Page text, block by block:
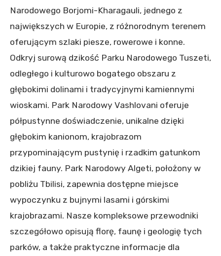
Narodowego Borjomi-Kharagauli, jednego z
największych w Europie, z różnorodnym terenem
oferującym szlaki piesze, rowerowe i konne.
Odkryj surową dzikość Parku Narodowego Tuszeti,
odległego i kulturowo bogatego obszaru z
głębokimi dolinami i tradycyjnymi kamiennymi
wioskami. Park Narodowy Vashlovani oferuje
półpustynne doświadczenie, unikalne dzięki
głębokim kanionom, krajobrazom
przypominającym pustynię i rzadkim gatunkom
dzikiej fauny. Park Narodowy Algeti, położony w
pobliżu Tbilisi, zapewnia dostępne miejsce
wypoczynku z bujnymi lasami i górskimi
krajobrazami. Nasze kompleksowe przewodniki
szczegółowo opisują florę, faunę i geologię tych
parków, a także praktyczne informacje dla